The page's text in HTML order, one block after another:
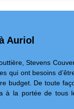
Auriol
Stevens
qui ont besoins
budget. De toute
la portée de tous